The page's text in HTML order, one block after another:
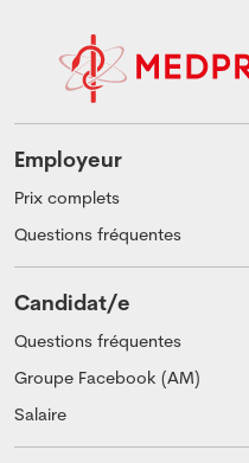
Employeur
Prix complets
Questions fréquentes
Candidat/e
Questions fréquentes
Groupe Facebook (AM)
Salaire